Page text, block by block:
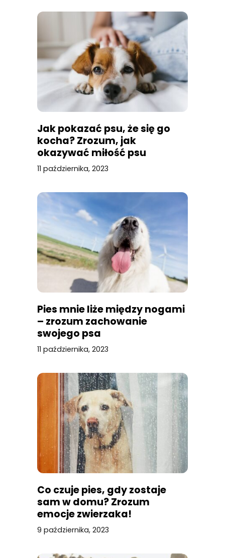
Jak pokazać psu, że się go
kocha? Zrozum, jak
okazywać miłość psu
11 października, 2023
Pies mnie liże między nogami
– zrozum zachowanie
swojego psa
11 października, 2023
Co czuje pies, gdy zostaje
sam w domu? Zrozum
emocje zwierzaka!
9 października, 2023